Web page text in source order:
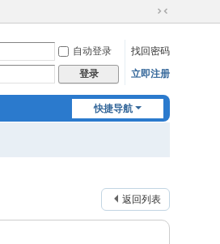
切
到
窄
自动登录
找回密码
登录 立即注册
快捷导航
返回列表